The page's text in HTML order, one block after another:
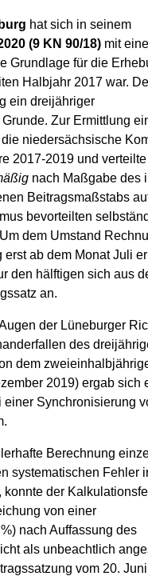
hat sich in seinem
(9 KN 90/18) mit
Grundlage für die
Halbjahr 2017 war.
ein dreijähriger
Zur Ermittlung
niedersächsische
2017-2019 und
nach Maßgabe des
Beitragsmaßstabs
bevorteilten
dem Umstand
ab dem Monat Juli
den hälftigen sich aus
an.
der Lüneburger
des
dem
2019) ergab sich
einer Synchronisierung
Berechnung
systematischen Fehler
der
von einer
nach Auffassung des
als unbeachtlich
vom 20.